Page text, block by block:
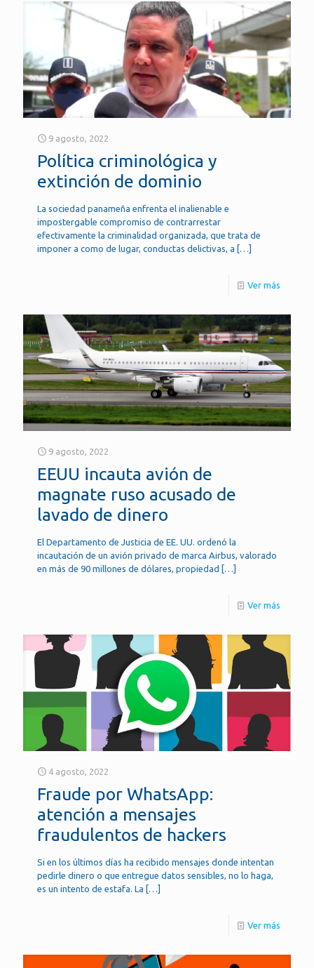
9 agosto, 2022
Política criminológica y
extinción de dominio
La sociedad panameña enfrenta el inalienable e
impostergable compromiso de contrarrestar
efectivamente la criminalidad organizada, que trata de
imponer a como de lugar, conductas delictivas, a […]
Ver más
9 agosto, 2022
EEUU incauta avión de
magnate ruso acusado de
lavado de dinero
El Departamento de Justicia de EE. UU. ordenó la
incautación de un avión privado de marca Airbus, valorado
en más de 90 millones de dólares, propiedad […]
Ver más
4 agosto, 2022
Fraude por WhatsApp:
atención a mensajes
fraudulentos de hackers
Si en los últimos días ha recibido mensajes donde intentan
pedirle dinero o que entregue datos sensibles, no lo haga,
es un intento de estafa. La […]
Ver más